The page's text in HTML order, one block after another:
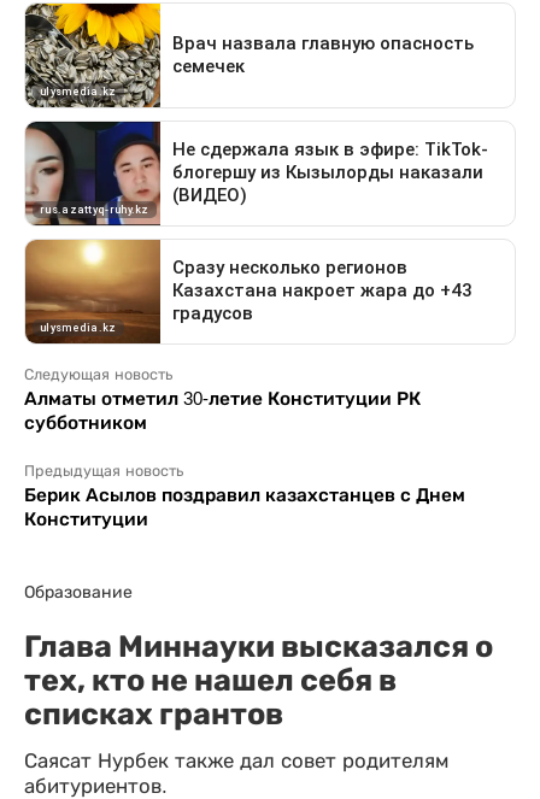
Следующая новость
Алматы отметил 30-летие Конституции РК
субботником
Предыдущая новость
Берик Асылов поздравил казахстанцев с Днем
Конституции
Образование
Глава Миннауки высказался о
тех, кто не нашел себя в
списках грантов
Саясат Нурбек также дал совет родителям
абитуриентов.